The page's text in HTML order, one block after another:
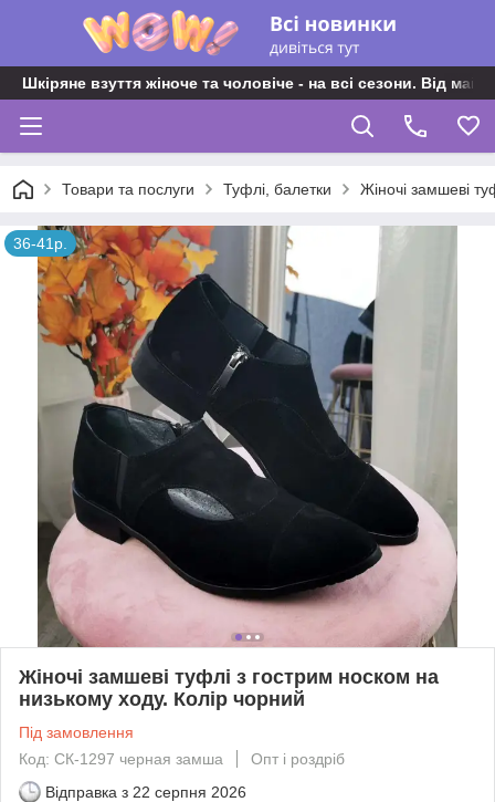
Шкіряне взуття жіноче та чоловіче - на всі сезони. Від
Товари та послуги Туфлі, балетки Жіночі замшеві
36-41р.
Жіночі замшеві туфлі з гострим носком на
низькому ходу. Колір чорний
Під замовлення
Код: СК-1297 черная замша
Опт і роздріб
Відправка з 22 серпня 2026